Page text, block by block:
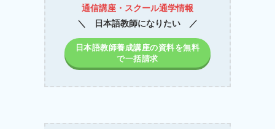
通信講座・スクール通学情報
＼ 日本語教師になりたい ／
日本語教師養成講座の資料を無料
で一括請求